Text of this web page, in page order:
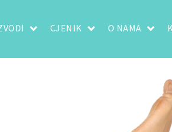
CJENIK O NAMA